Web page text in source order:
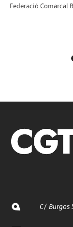
Federació Comarcal
C/ Burgos